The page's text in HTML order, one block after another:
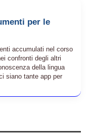
per le
accumulati nel corso
confronti degli altri
della lingua
siano tante app per